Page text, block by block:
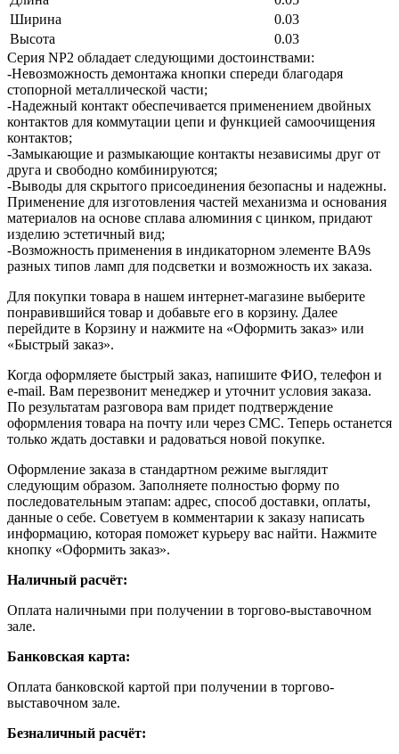
Ширина
0.03
Высота
0.03
Серия NP2 обладает следующими достоинствами:
-Невозможность демонтажа кнопки спереди благодаря
стопорной металлической части;
-Надежный контакт обеспечивается применением двойных
контактов для коммутации цепи и функцией самоочищения
контактов;
-Замыкающие и размыкающие контакты независимы друг от
друга и свободно комбинируются;
-Выводы для скрытого присоединения безопасны и надежны.
Применение для изготовления частей механизма и основания
материалов на основе сплава алюминия с цинком, придают
изделию эстетичный вид;
-Возможность применения в индикаторном элементе BA9s
разных типов ламп для подсветки и возможность их заказа.
Для покупки товара в нашем интернет-магазине выберите
понравившийся товар и добавьте его в корзину. Далее
перейдите в Корзину и нажмите на «Оформить заказ» или
«Быстрый заказ».
Когда оформляете быстрый заказ, напишите ФИО, телефон и
e-mail. Вам перезвонит менеджер и уточнит условия заказа.
По результатам разговора вам придет подтверждение
оформления товара на почту или через СМС. Теперь останется
только ждать доставки и радоваться новой покупке.
Оформление заказа в стандартном режиме выглядит
следующим образом. Заполняете полностью форму по
последовательным этапам: адрес, способ доставки, оплаты,
данные о себе. Советуем в комментарии к заказу написать
информацию, которая поможет курьеру вас найти. Нажмите
кнопку «Оформить заказ».
Наличный расчёт:
Оплата наличными при получении в торгово-выставочном
зале.
Банковская карта:
Оплата банковской картой при получении в торгово-
выставочном зале.
Безналичный расчёт: